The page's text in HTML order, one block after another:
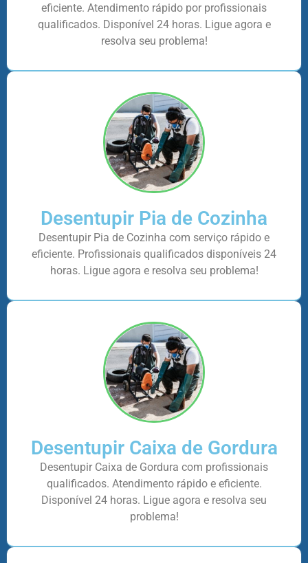
eficiente. Atendimento rápido por profissionais
qualificados. Disponível 24 horas. Ligue agora e
resolva seu problema!
Desentupir Pia de Cozinha
Desentupir Pia de Cozinha com serviço rápido e
eficiente. Profissionais qualificados disponíveis 24
horas. Ligue agora e resolva seu problema!
Desentupir Caixa de Gordura
Desentupir Caixa de Gordura com profissionais
qualificados. Atendimento rápido e eficiente.
Disponível 24 horas. Ligue agora e resolva seu
problema!